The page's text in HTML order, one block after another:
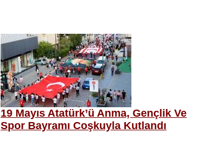
19 Mayıs Atatürk’ü Anma, Gençlik Ve
Spor Bayramı Coşkuyla Kutlandı